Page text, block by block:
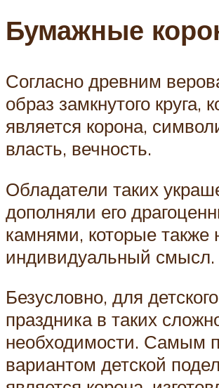
Бумажные
Согласно древним
образ замкнутого круга,
является корона,
власть, вечность.
Обладатели таких
дополняли его
камнями, которые также
индивидуальный смысл.
Безусловно, для детского
праздника в таких
необходимости. Самым
вариантом детской